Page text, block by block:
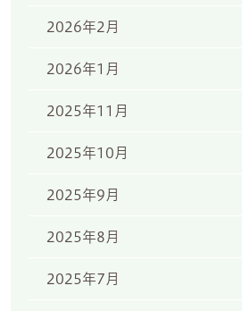
2026年2月
2026年1月
2025年11月
2025年10月
2025年9月
2025年8月
2025年7月